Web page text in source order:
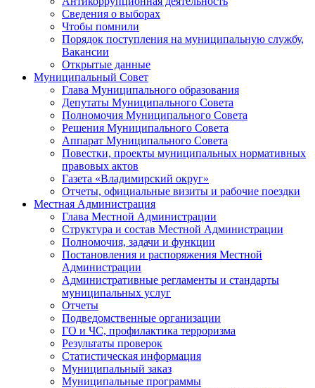
Сведения о выборах
Чтобы помнили
Порядок поступления на муниципальную службу,
Вакансии
Открытые данные
Муниципальный Совет
Глава Муниципального образования
Депутаты Муниципального Совета
Полномочия Муниципального Совета
Решения Муниципального Совета
Аппарат Муниципального Совета
Повестки, проекты муниципальных нормативных
правовых актов
Газета «Владимирский округ»
Отчеты, официальные визиты и рабочие поездки
Местная Администрация
Глава Местной Администрации
Структура и состав Местной Администрации
Полномочия, задачи и функции
Постановления и распоряжения Местной
Администрации
Административные регламенты и стандарты
муниципальных услуг
Отчеты
Подведомственные организации
ГО и ЧС, профилактика терроризма
Результаты проверок
Статистическая информация
Муниципальный заказ
Муниципальные программы